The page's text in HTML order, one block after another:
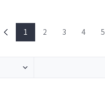
1 2 3 4 5